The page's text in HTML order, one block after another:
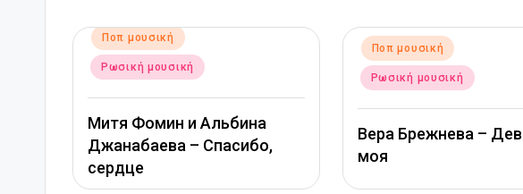
Αναρτήθηκε
σε
Ποπ μουσική
Ρωσική μουσική
Вера Брежнева – Девочка
моя
Αναρτήθηκε
σε
Ποπ μουσική
Ρωσική μουσική
МИХАЙЛОВ –